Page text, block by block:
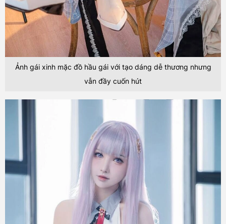
Ảnh gái xinh mặc đồ hầu gái với tạo dáng dễ thương nhưng
vẫn đầy cuốn hút